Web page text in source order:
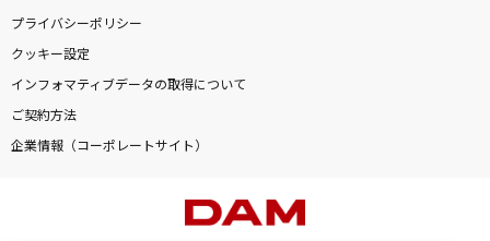
プライバシーポリシー
クッキー設定
インフォマティブデータの取得について
ご契約方法
企業情報（コーポレートサイト）